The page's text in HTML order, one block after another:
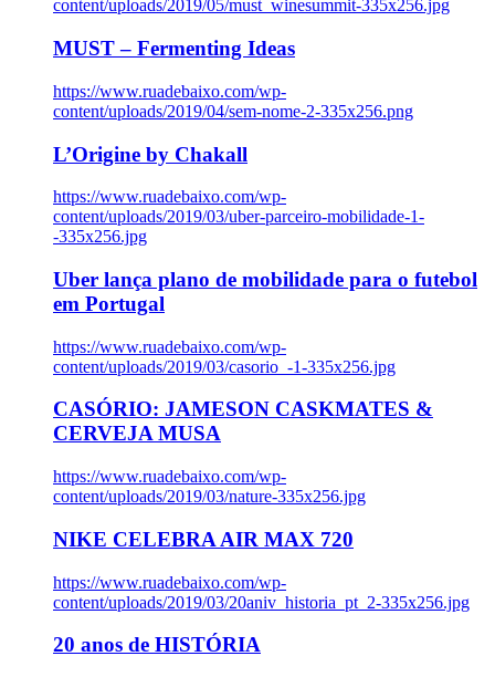
content/uploads/2019/05/must_winesummit-335x256.jpg
MUST – Fermenting Ideas
https://www.ruadebaixo.com/wp-
content/uploads/2019/04/sem-nome-2-335x256.png
L’Origine by Chakall
https://www.ruadebaixo.com/wp-
content/uploads/2019/03/uber-parceiro-mobilidade-1-
-335x256.jpg
Uber lança plano de mobilidade para o futebol
em Portugal
https://www.ruadebaixo.com/wp-
content/uploads/2019/03/casorio_-1-335x256.jpg
CASÓRIO: JAMESON CASKMATES &
CERVEJA MUSA
https://www.ruadebaixo.com/wp-
content/uploads/2019/03/nature-335x256.jpg
NIKE CELEBRA AIR MAX 720
https://www.ruadebaixo.com/wp-
content/uploads/2019/03/20aniv_historia_pt_2-335x256.jpg
20 anos de HISTÓRIA